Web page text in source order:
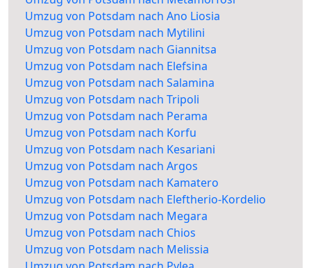
Umzug von Potsdam nach Ano Liosia
Umzug von Potsdam nach Mytilini
Umzug von Potsdam nach Giannitsa
Umzug von Potsdam nach Elefsina
Umzug von Potsdam nach Salamina
Umzug von Potsdam nach Tripoli
Umzug von Potsdam nach Perama
Umzug von Potsdam nach Korfu
Umzug von Potsdam nach Kesariani
Umzug von Potsdam nach Argos
Umzug von Potsdam nach Kamatero
Umzug von Potsdam nach Eleftherio-Kordelio
Umzug von Potsdam nach Megara
Umzug von Potsdam nach Chios
Umzug von Potsdam nach Melissia